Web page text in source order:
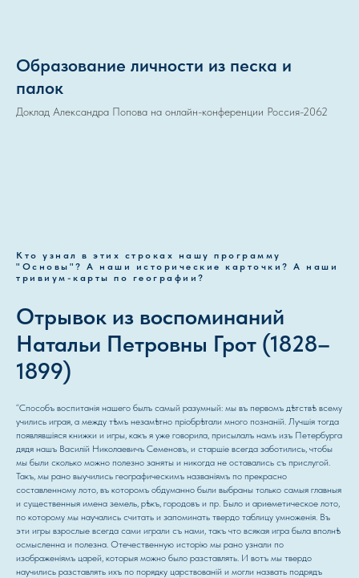
Образование личности из песка и
палок
Доклад Александра Попова на онлайн-конференции Россия-2062
Кто узнал в этих строках нашу программу
"Основы"? А наши исторические карточки? А наши
тривиум-карты по географии?
Отрывок из воспоминаний
Натальи Петровны Грот (1828–
1899)
“Способъ воспитанія нашего былъ самый разумный: мы въ первомъ дѣтствѣ всему
учились играя, a между тѣмъ незамѣтно пріобрѣтали много познаній. Лучшія тогда
появлявшіяся книжки и игры, какъ я уже говорила, присылалъ намъ изъ Петербурга
дядя нашъ Василій Николаевичъ Семеновъ, и старшіе всегда заботились, чтобы
мы были сколько можно полезно заняты и никогда не оставались съ прислугой.
Такъ, мы рано выучились географическимъ названіямъ по прекрасно
составленному лото, въ которомъ обдуманно были выбраны только самыя главныя
и существенныя имена земель, рѣкъ, городовъ и пр. Было и ариѳметическое лото,
по которому мы научались считать и запоминать твердо таблицу умноженія. Въ
эти игры взрослые всегда сами играли съ нами, такъ что всякая игра была вполнѣ
осмысленна и полезна. Отечественную исторію мы рано узнали по
изображеніямъ царей, которыя можно было разставлять. И вотъ мы твердо
научились разставлять ихъ по порядку царствованій и могли назвать подрядъ